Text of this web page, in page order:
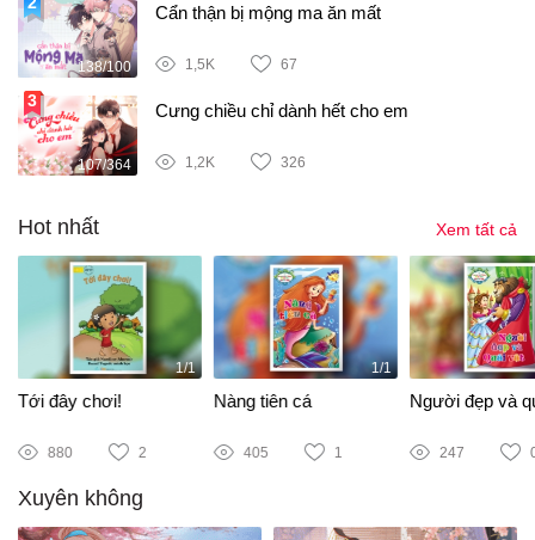
138/100
Cẩn thận bị mộng ma ăn mất
1,5K 67
107/364
Cưng chiều chỉ dành hết cho em
1,2K 326
Hot nhất Xem tất cả
1/1
Tới đây chơi!
880 2
1/1
Nàng tiên cá
405 1
Người đẹp và
247
Xuyên không